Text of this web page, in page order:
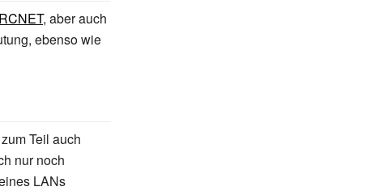
, aber auch
ebenso wie
Teil auch
nur noch
LANs